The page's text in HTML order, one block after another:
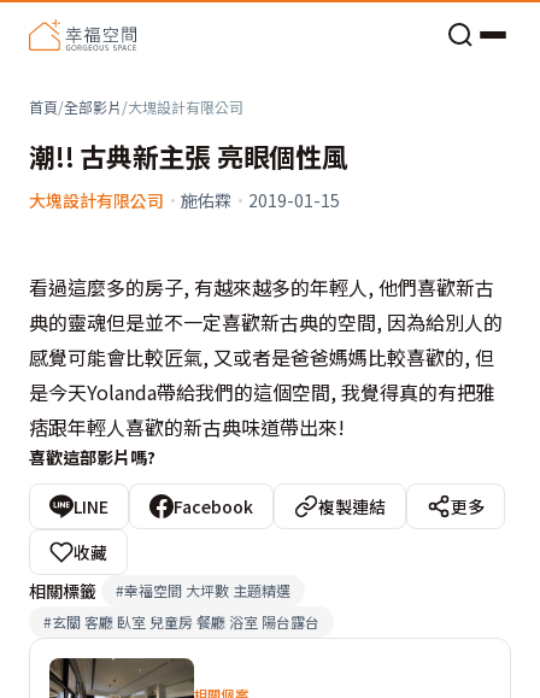
首頁/全部影片/大塊設計有限公司
潮!! 古典新主張 亮眼個性風
大塊設計有限公司 · 施佑霖 · 2019-01-15
看過這麼多的房子, 有越來越多的年輕人, 他們喜歡新古
典的靈魂但是並不一定喜歡新古典的空間, 因為給別人的
感覺可能會比較匠氣, 又或者是爸爸媽媽比較喜歡的, 但
是今天Yolanda帶給我們的這個空間, 我覺得真的有把雅
痞跟年輕人喜歡的新古典味道帶出來!
喜歡這部影片嗎?
LINE Facebook 複製連結
更多
收藏
相關標籤
#幸福空間 大坪數 主題精選
#玄關 客廳 臥室 兒童房 餐廳 浴室 陽台露台